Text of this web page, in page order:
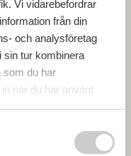
Vi vidarebefordrar
från din
och analysföretag
tur kombinera
som du har
när du har använt